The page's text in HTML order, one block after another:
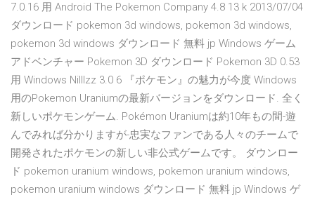
7.0.16 用 Android The Pokemon Company 4.8 13 k 2013/07/04
ダウンロード pokemon 3d windows, pokemon 3d windows,
pokemon 3d windows ダウンロード 無料 jp Windows ゲーム
アドベンチャー Pokemon 3D ダウンロード Pokemon 3D 0.53
用 Windows Nilllzz 3.0 6 『ポケモン』の魅力が今度 Windows
用のPokemon Uraniumの最新バージョンをダウンロード. 全く
新しいポケモンゲーム. Pokémon Uraniumは約10年もの間-遊
んでみれば分かりますが-忠実なファンである人々のチームで
開発されたポケモンの新しい非公式ゲームです。 ダウンロー
ド pokemon uranium windows, pokemon uranium windows,
pokemon uranium windows ダウンロード 無料 jp Windows ゲ